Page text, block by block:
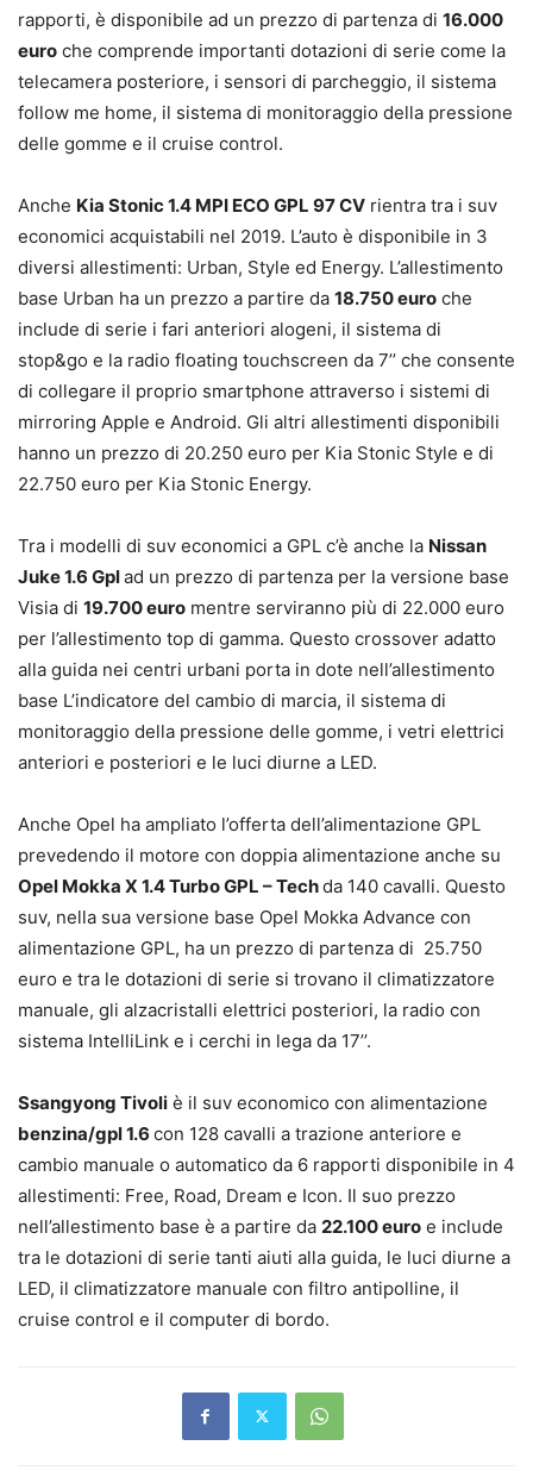
rapporti, è disponibile ad un prezzo di partenza di 16.000
euro che comprende importanti dotazioni di serie come la
telecamera posteriore, i sensori di parcheggio, il sistema
follow me home, il sistema di monitoraggio della pressione
delle gomme e il cruise control.
Anche Kia Stonic 1.4 MPI ECO GPL 97 CV rientra tra i suv
economici acquistabili nel 2019. L’auto è disponibile in 3
diversi allestimenti: Urban, Style ed Energy. L’allestimento
base Urban ha un prezzo a partire da 18.750 euro che
include di serie i fari anteriori alogeni, il sistema di
stop&go e la radio floating touchscreen da 7’’ che consente
di collegare il proprio smartphone attraverso i sistemi di
mirroring Apple e Android. Gli altri allestimenti disponibili
hanno un prezzo di 20.250 euro per Kia Stonic Style e di
22.750 euro per Kia Stonic Energy.
Tra i modelli di suv economici a GPL c’è anche la Nissan
Juke 1.6 Gplad un prezzo di partenza per la versione base
Visia di 19.700 euro mentre serviranno più di 22.000 euro
per l’allestimento top di gamma. Questo crossover adatto
alla guida nei centri urbani porta in dote nell’allestimento
base L’indicatore del cambio di marcia, il sistema di
monitoraggio della pressione delle gomme, i vetri elettrici
anteriori e posteriori e le luci diurne a LED.
Anche Opel ha ampliato l’offerta dell’alimentazione GPL
prevedendo il motore con doppia alimentazione anche su
Opel Mokka X 1.4 Turbo GPL – Techda 140 cavalli. Questo
suv, nella sua versione base Opel Mokka Advance con
alimentazione GPL, ha un prezzo di partenza di 25.750
euro e tra le dotazioni di serie si trovano il climatizzatore
manuale, gli alzacristalli elettrici posteriori, la radio con
sistema IntelliLink e i cerchi in lega da 17’’.
Ssangyong Tivoli è il suv economico con alimentazione
benzina/gpl 1.6 con 128 cavalli a trazione anteriore e
cambio manuale o automatico da 6 rapporti disponibile in 4
allestimenti: Free, Road, Dream e Icon. Il suo prezzo
nell’allestimento base è a partire da 22.100 euro e include
tra le dotazioni di serie tanti aiuti alla guida, le luci diurne a
LED, il climatizzatore manuale con filtro antipolline, il
cruise control e il computer di bordo.